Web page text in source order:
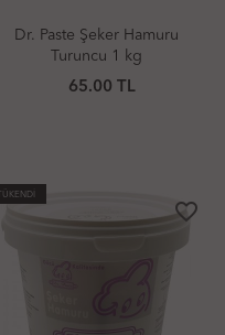
Dr. Paste Şeker Hamuru
Turuncu 1 kg
65.00 TL
TÜKENDİ
favorite_border